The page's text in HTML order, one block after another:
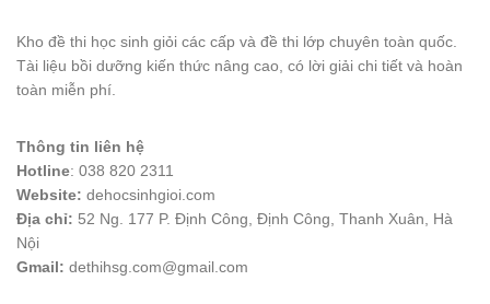
Kho đề thi học sinh giỏi các cấp và đề thi lớp chuyên toàn quốc.
Tài liệu bồi dưỡng kiến thức nâng cao, có lời giải chi tiết và hoàn
toàn miễn phí.
Thông tin liên hệ
Hotline: 038 820 2311
Website: dehocsinhgioi.com
Địa chỉ: 52 Ng. 177 P. Định Công, Định Công, Thanh Xuân, Hà
Nội
Gmail: dethihsg.com@gmail.com